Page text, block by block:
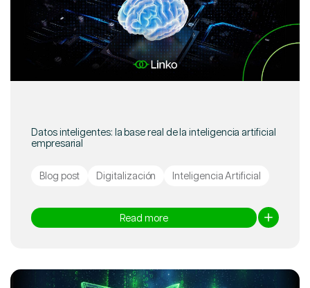
Datos inteligentes: la base real de la inteligencia artificial
empresarial
Blog post Digitalización Inteligencia Artificial
Read more